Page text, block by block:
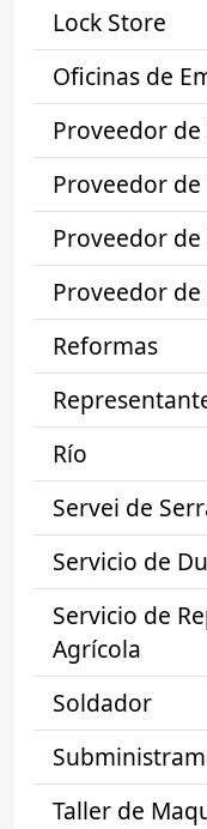
Lock Store
Oficinas de
Proveedor
Proveedor
Proveedor de
Proveedor
Reformas
Río
Servei de
Servicio de
Servicio de
Agrícola
Soldador
Taller de